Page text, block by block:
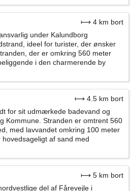
⟼ 4 km bort
under Kalundborg
ideel for turister, der ønsker
der er omkring 560 meter
i den charmerende by
⟼ 4.5 km bort
for sit udmærkede badevand og
Kommune. Stranden er omtrent 560
med lavvandet omkring 100 meter
af sand med
⟼ 5 km bort
del af Fårevejle i